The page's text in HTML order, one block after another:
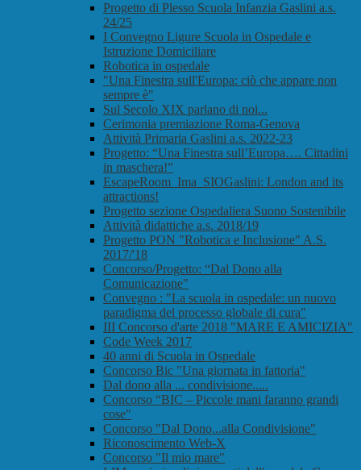
Progetto di Plesso Scuola Infanzia Gaslini a.s.
24/25
I Convegno Ligure Scuola in Ospedale e
Istruzione Domiciliare
Robotica in ospedale
"Una Finestra sull'Europa: ciò che appare non
sempre è"
Sul Secolo XIX parlano di noi...
Cerimonia premiazione Roma-Genova
Attività Primaria Gaslini a.s. 2022-23
Progetto: “Una Finestra sull’Europa…. Cittadini
in maschera!”
EscapeRoom_Ima_SIOGaslini: London and its
attractions!
Progetto sezione Ospedaliera Suono Sostenibile
Attività didattiche a.s. 2018/19
Progetto PON "Robotica e Inclusione" A.S.
2017/'18
Concorso/Progetto: “Dal Dono alla
Comunicazione"
Convegno : "La scuola in ospedale: un nuovo
paradigma del processo globale di cura"
III Concorso d'arte 2018 "MARE E AMICIZIA"
Code Week 2017
40 anni di Scuola in Ospedale
Concorso Bic "Una giornata in fattoria"
Dal dono alla ... condivisione.....
Concorso “BIC – Piccole mani faranno grandi
cose"
Concorso "Dal Dono...alla Condivisione"
Riconoscimento Web-X
Concorso "Il mio mare"